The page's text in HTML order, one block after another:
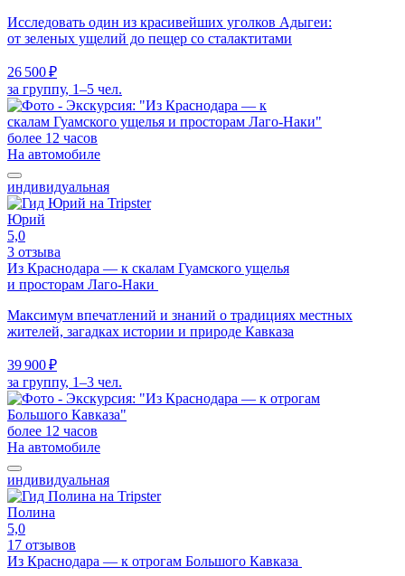
Исследовать один из красивейших уголков Адыгеи:
от зеленых ущелий до пещер со сталактитами
26 500 ₽
за группу, 1–5 чел.
более 12 часов
На автомобиле
индивидуальная
Юрий
5,0
3 отзыва
Из Краснодара — к скалам Гуамского ущелья
и просторам Лаго-Наки
Максимум впечатлений и знаний о традициях местных
жителей, загадках истории и природе Кавказа
39 900 ₽
за группу, 1–3 чел.
более 12 часов
На автомобиле
индивидуальная
Полина
5,0
17 отзывов
Из Краснодара — к отрогам Большого Кавказа